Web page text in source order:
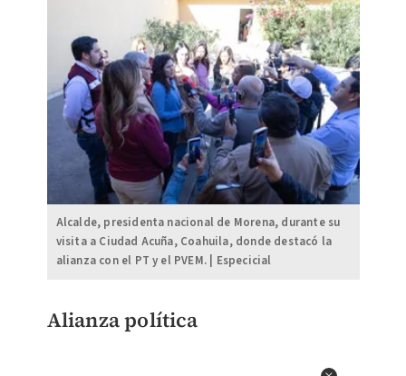
Alcalde, presidenta nacional de Morena, durante su
visita a Ciudad Acuña, Coahuila, donde destacó la
alianza con el PT y el PVEM. | Especicial
Alianza política